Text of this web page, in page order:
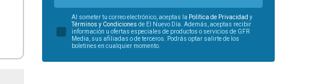
Al someter tu correo electrónico, aceptas la Política de Privacidad y
Términos y Condiciones de El Nuevo Día. Además, aceptas recibir
información u ofertas especiales de productos o servicios de GFR
Media, sus afiliadas o de terceros. Podrás optar salirte de los
boletines en cualquier momento.